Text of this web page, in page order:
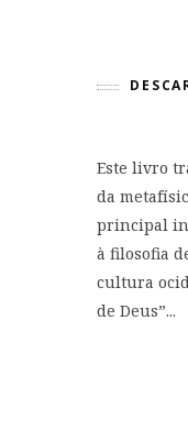
Este livro
da
principal
à filosofia
cultura
de Deus”...